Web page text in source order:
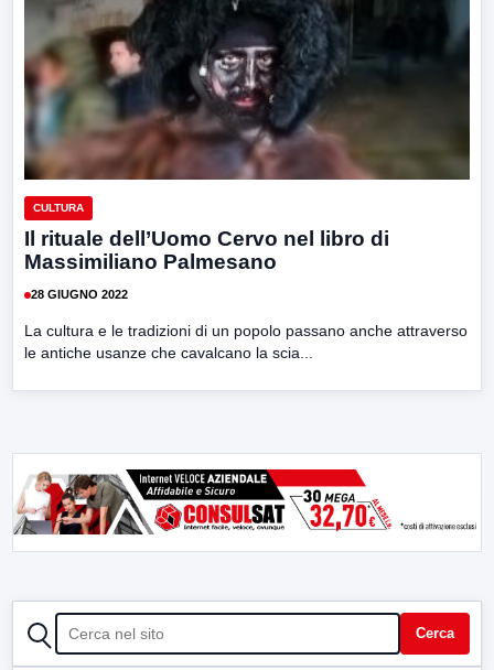
CULTURA
Il rituale dell’Uomo Cervo nel libro di
Massimiliano Palmesano
28 GIUGNO 2022
La cultura e le tradizioni di un popolo passano anche attraverso
le antiche usanze che cavalcano la scia...
CERCA Cerca